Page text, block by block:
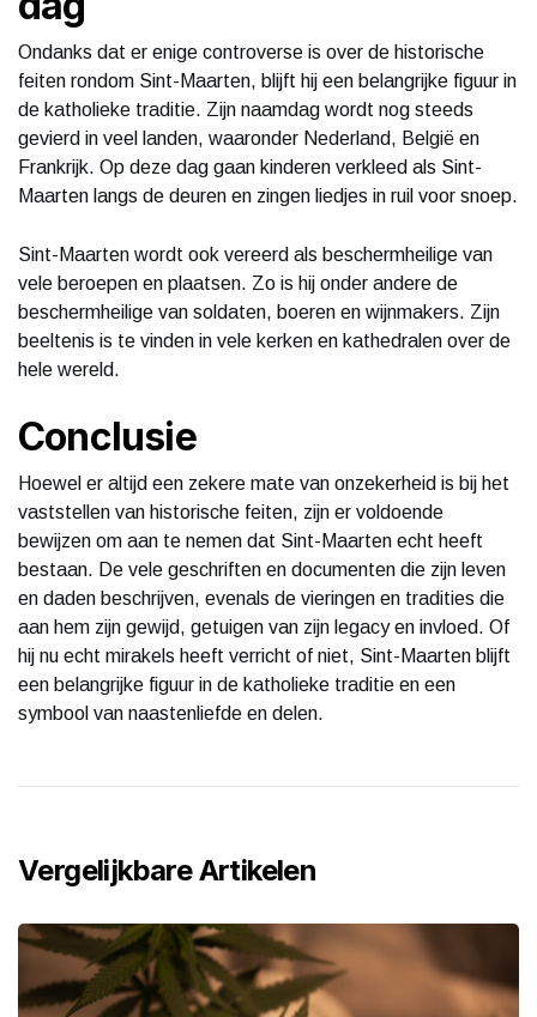
Ondanks dat er enige controverse is over de historische
feiten rondom Sint-Maarten, blijft hij een belangrijke figuur in
de katholieke traditie. Zijn naamdag wordt nog steeds
gevierd in veel landen, waaronder Nederland, België en
Frankrijk. Op deze dag gaan kinderen verkleed als Sint-
Maarten langs de deuren en zingen liedjes in ruil voor snoep.
Sint-Maarten wordt ook vereerd als beschermheilige van
vele beroepen en plaatsen. Zo is hij onder andere de
beschermheilige van soldaten, boeren en wijnmakers. Zijn
beeltenis is te vinden in vele kerken en kathedralen over de
hele wereld.
Conclusie
Hoewel er altijd een zekere mate van onzekerheid is bij het
vaststellen van historische feiten, zijn er voldoende
bewijzen om aan te nemen dat Sint-Maarten echt heeft
bestaan. De vele geschriften en documenten die zijn leven
en daden beschrijven, evenals de vieringen en tradities die
aan hem zijn gewijd, getuigen van zijn legacy en invloed. Of
hij nu echt mirakels heeft verricht of niet, Sint-Maarten blijft
een belangrijke figuur in de katholieke traditie en een
symbool van naastenliefde en delen.
Vergelijkbare Artikelen